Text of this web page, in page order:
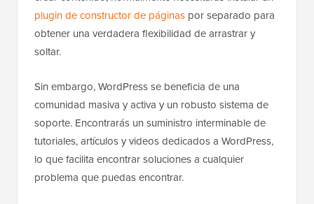
plugin de constructor de páginas por separado para
obtener una verdadera flexibilidad de arrastrar y
soltar.
Sin embargo, WordPress se beneficia de una
comunidad masiva y activa y un robusto sistema de
soporte. Encontrarás un suministro interminable de
tutoriales, artículos y videos dedicados a WordPress,
lo que facilita encontrar soluciones a cualquier
problema que puedas encontrar.